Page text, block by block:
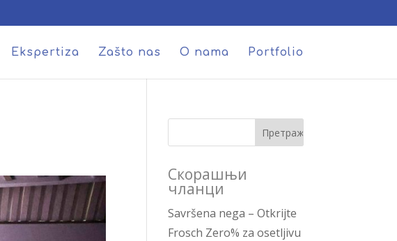
Ekspertiza Zašto nas O nama Portfolio
Скорашњи
чланци
Savršena nega – Otkrijte
Frosch Zero% za osetljivu